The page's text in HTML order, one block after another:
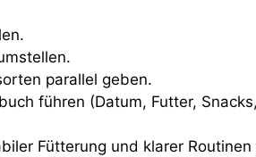
parallel geben.
führen (Datum, Futter,
Fütterung und klarer